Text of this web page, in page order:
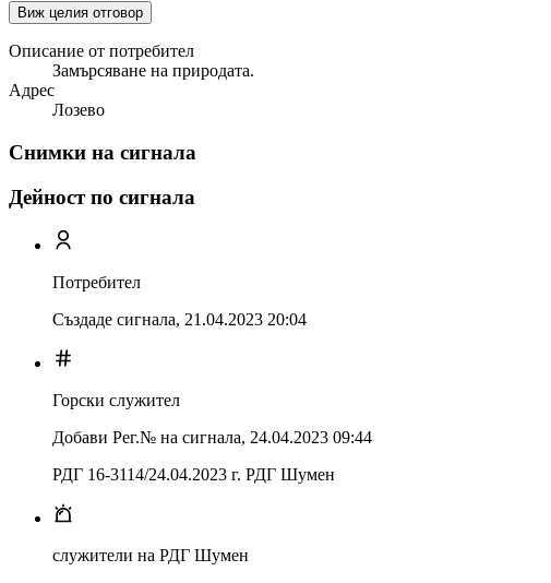
Виж целия отговор
Описание от потребител
Замърсяване на природата.
Адрес
Лозево
Снимки на сигнала
Дейност по сигнала
Потребител
Създаде сигнала, 21.04.2023 20:04
Горски служител
Добави Рег.№ на сигнала, 24.04.2023 09:44
РДГ 16-3114/24.04.2023 г. РДГ Шумен
служители на РДГ Шумен